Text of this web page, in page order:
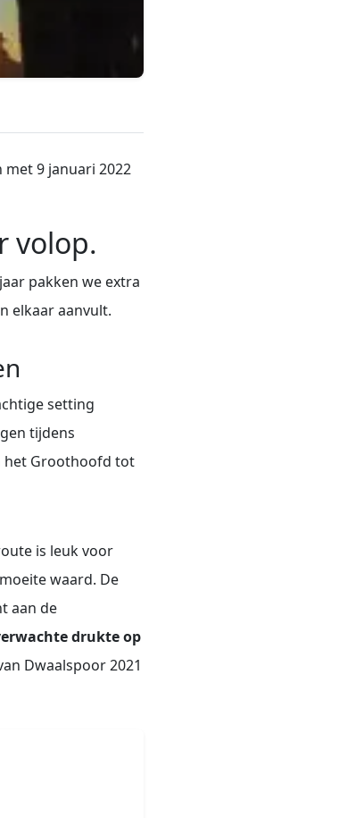
9 januari 2022
volop.
pakken we extra
elkaar aanvult.
setting
tijdens
het Groothoofd tot
is leuk voor
waard. De
aan de
drukte op
Dwaalspoor 2021